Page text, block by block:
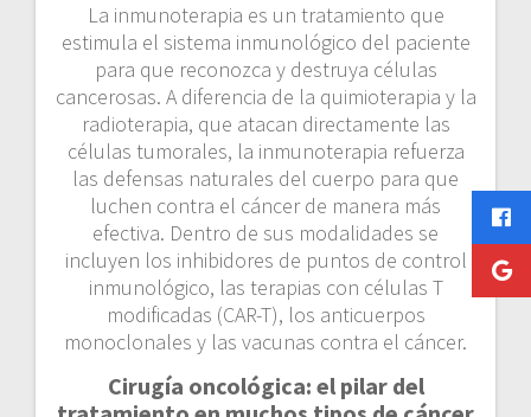
La inmunoterapia es un tratamiento que
estimula el sistema inmunológico del paciente
para que reconozca y destruya células
cancerosas. A diferencia de la quimioterapia y la
radioterapia, que atacan directamente las
células tumorales, la inmunoterapia refuerza
las defensas naturales del cuerpo para que
luchen contra el cáncer de manera más
efectiva. Dentro de sus modalidades se
incluyen los inhibidores de puntos de control
inmunológico, las terapias con células T
modificadas (CAR-T), los anticuerpos
monoclonales y las vacunas contra el cáncer.
Cirugía oncológica: el pilar del